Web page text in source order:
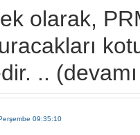
olarak,
..
09:35:10